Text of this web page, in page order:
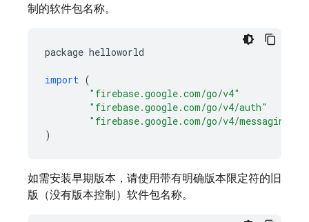
制的软件包名称。
package helloworld
import (
"firebase.google.com/go/v4"
"firebase.google.com/go/v4/auth"
"firebase.google.com/go/v4/messaging"
)
如需安装早期版本，请使用带有明确版本限定符的旧
版（没有版本控制）软件包名称。